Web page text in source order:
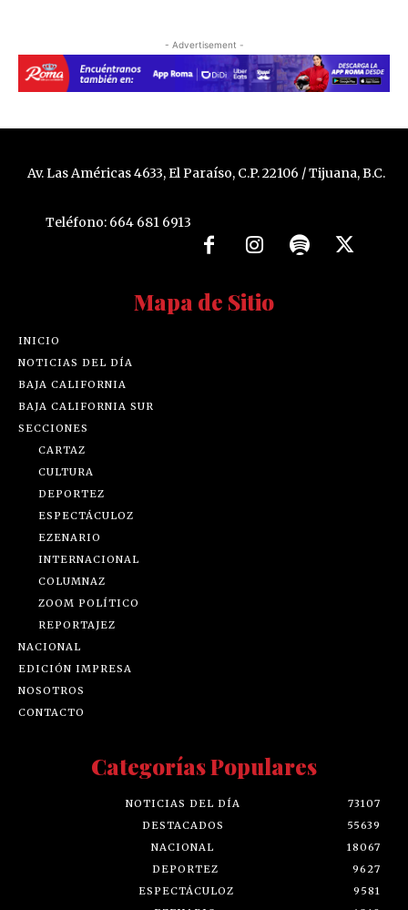
- Advertisement -
Av. Las Américas 4633, El Paraíso, C.P. 22106 / Tijuana, B.C.
Teléfono: 664 681 6913
Mapa de Sitio
INICIO
NOTICIAS DEL DÍA
BAJA CALIFORNIA
BAJA CALIFORNIA SUR
SECCIONES
CARTAZ
CULTURA
DEPORTEZ
ESPECTÁCULOZ
EZENARIO
INTERNACIONAL
COLUMNAZ
ZOOM POLÍTICO
REPORTAJEZ
NACIONAL
EDICIÓN IMPRESA
NOSOTROS
CONTACTO
Categorías Populares
NOTICIAS DEL DÍA
73107
DESTACADOS
55639
NACIONAL
18067
DEPORTEZ
9627
ESPECTÁCULOZ
9581